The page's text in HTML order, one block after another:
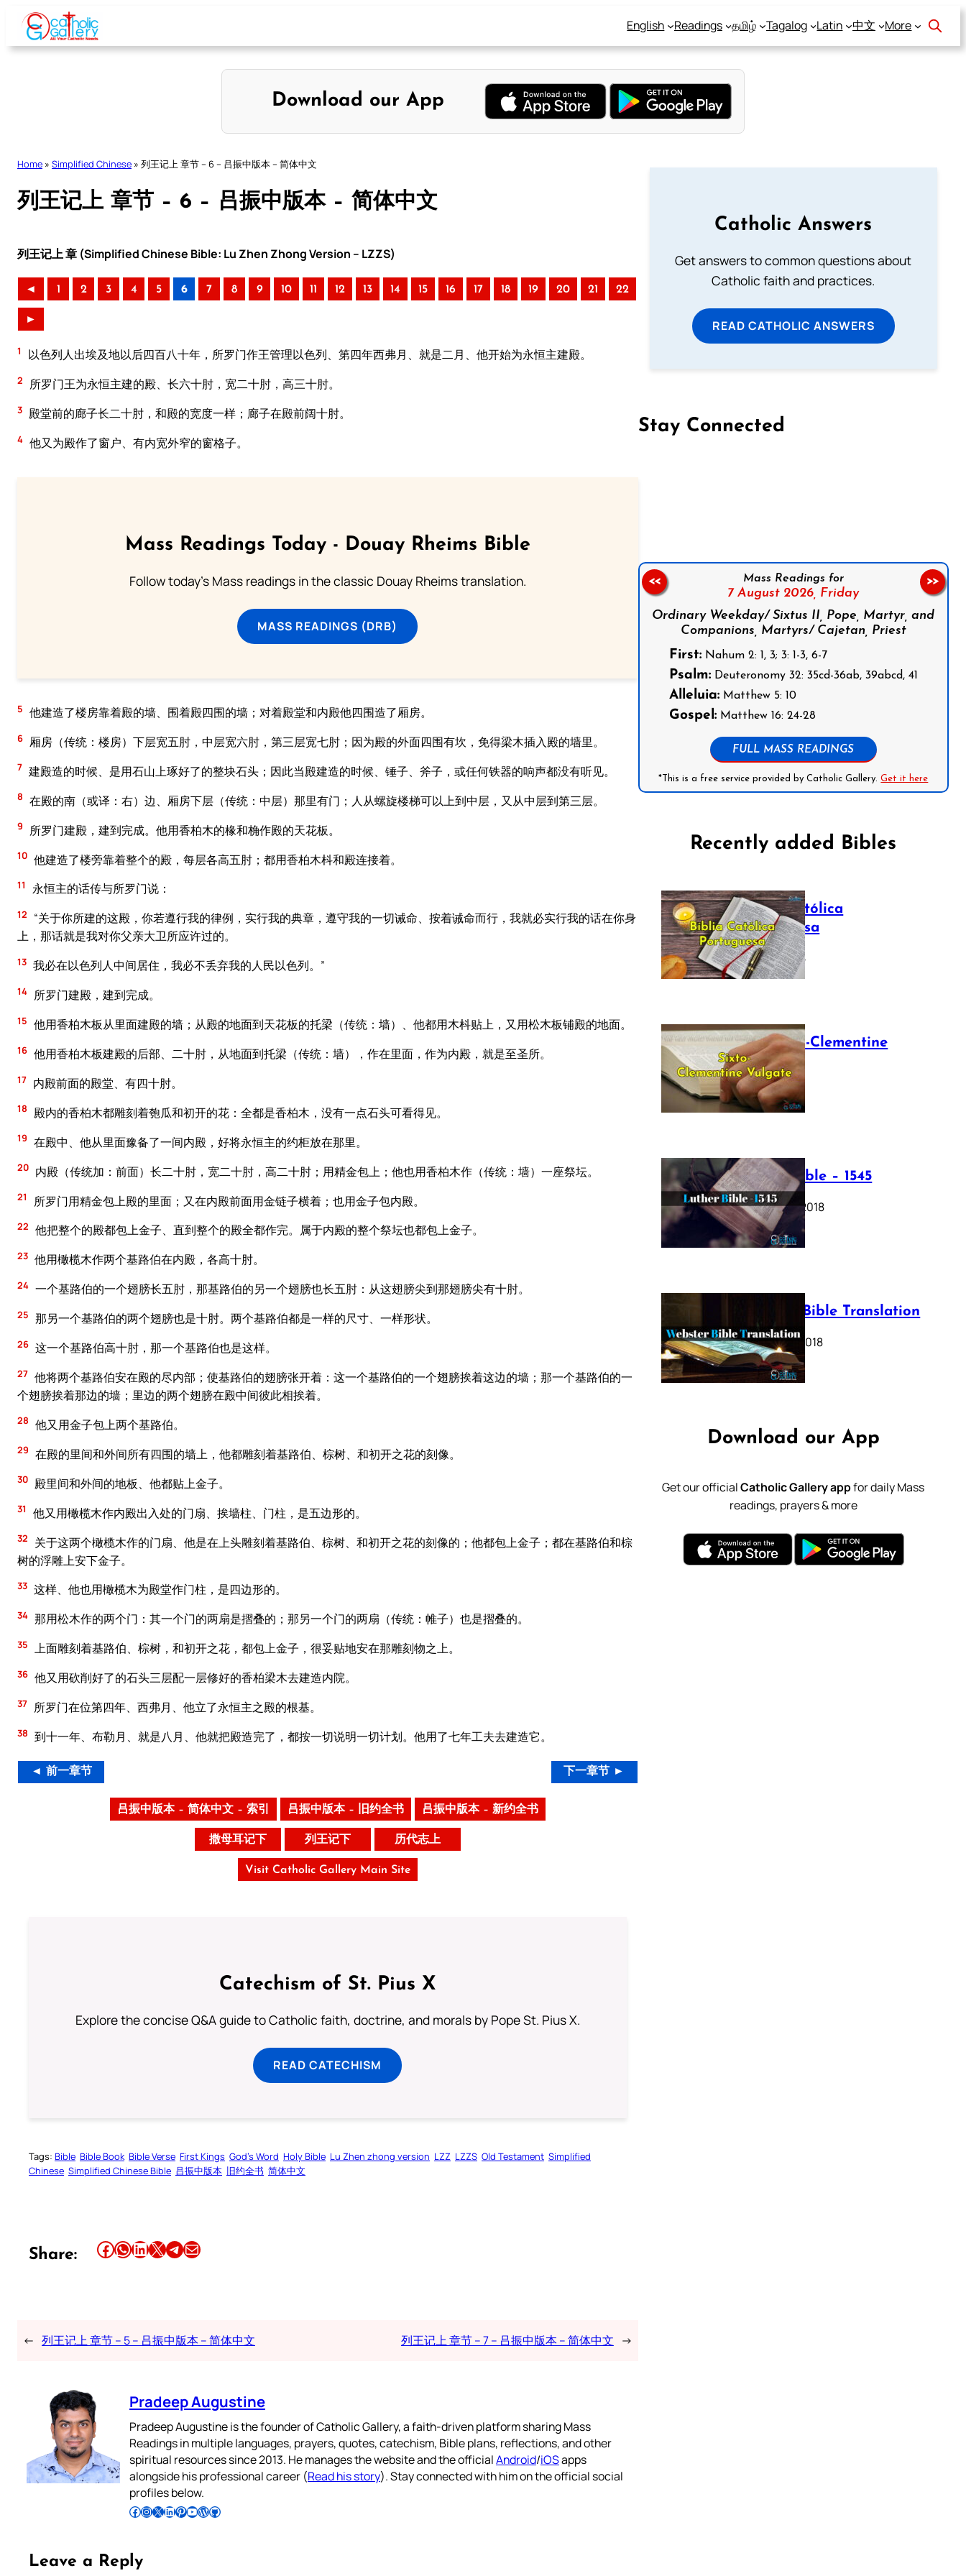
Skip
content
English Readings தமிழ் Tagalog Latin 中文 More
Download our App
Home » Simplified Chinese » 列王记上 章节 – 6 – 吕振中版本 – 简体中文
列王记上 章节 – 6 – 吕振中版本 – 简体中文
列王记上 章 (Simplified Chinese Bible: Lu Zhen Zhong Version – LZZS)
◄ 1 2 3 4 5 6 7 8 9 10 11 12 13 14 15 16 17 18 19 20 21 22
►
1 以色列人出埃及地以后四百八十年，所罗门作王管理以色列、第四年西弗月、就是二月、他开始为永恒主建殿。
2 所罗门王为永恒主建的殿、长六十肘，宽二十肘，高三十肘。
3 殿堂前的廊子长二十肘，和殿的宽度一样；廊子在殿前阔十肘。
4 他又为殿作了窗户、有内宽外窄的窗格子。
Mass Readings Today - Douay Rheims Bible
Follow today's Mass readings in the classic Douay Rheims translation.
MASS READINGS (DRB)
5 他建造了楼房靠着殿的墙、围着殿四围的墙；对着殿堂和内殿他四围造了厢房。
6 厢房（传统：楼房）下层宽五肘，中层宽六肘，第三层宽七肘；因为殿的外面四围有坎，免得梁木插入殿的墙里。
7 建殿造的时候、是用石山上琢好了的整块石头；因此当殿建造的时候、锤子、斧子，或任何铁器的响声都没有听见。
8 在殿的南（或译：右）边、厢房下层（传统：中层）那里有门；人从螺旋楼梯可以上到中层，又从中层到第三层。
9 所罗门建殿，建到完成。他用香柏木的椽和桷作殿的天花板。
10 他建造了楼旁靠着整个的殿，每层各高五肘；都用香柏木枓和殿连接着。
11 永恒主的话传与所罗门说：
12
“关于你所建的这殿，你若遵行我的律例，实行我的典章，遵守我的一切诫命、按着诫命而行，我就必实行我的话在你身
上，那话就是我对你父亲大卫所应许过的。
13 我必在以色列人中间居住，我必不丢弃我的人民以色列。”
14 所罗门建殿，建到完成。
15 他用香柏木板从里面建殿的墙；从殿的地面到天花板的托梁（传统：墙）、他都用木枓贴上，又用松木板铺殿的地面。
16 他用香柏木板建殿的后部、二十肘，从地面到托梁（传统：墙），作在里面，作为内殿，就是至圣所。
17 内殿前面的殿堂、有四十肘。
18 殿内的香柏木都雕刻着匏瓜和初开的花：全都是香柏木，没有一点石头可看得见。
19 在殿中、他从里面豫备了一间内殿，好将永恒主的约柜放在那里。
20 内殿（传统加：前面）长二十肘，宽二十肘，高二十肘；用精金包上；他也用香柏木作（传统：墙）一座祭坛。
21 所罗门用精金包上殿的里面；又在内殿前面用金链子横着；也用金子包内殿。
22 他把整个的殿都包上金子、直到整个的殿全都作完。属于内殿的整个祭坛也都包上金子。
23 他用橄榄木作两个基路伯在内殿，各高十肘。
24 一个基路伯的一个翅膀长五肘，那基路伯的另一个翅膀也长五肘：从这翅膀尖到那翅膀尖有十肘。
25 那另一个基路伯的两个翅膀也是十肘。两个基路伯都是一样的尺寸、一样形状。
26 这一个基路伯高十肘，那一个基路伯也是这样。
27 他将两个基路伯安在殿的尽内部；使基路伯的翅膀张开着：这一个基路伯的一个翅膀挨着这边的墙；那一个基路伯的一
个翅膀挨着那边的墙；里边的两个翅膀在殿中间彼此相挨着。
28 他又用金子包上两个基路伯。
29 在殿的里间和外间所有四围的墙上，他都雕刻着基路伯、棕树、和初开之花的刻像。
30 殿里间和外间的地板、他都贴上金子。
31 他又用橄榄木作内殿出入处的门扇、挨墙柱、门柱，是五边形的。
32
关于这两个橄榄木作的门扇、他是在上头雕刻着基路伯、棕树、和初开之花的刻像的；他都包上金子；都在基路伯和棕
树的浮雕上安下金子。
33 这样、他也用橄榄木为殿堂作门柱，是四边形的。
34 那用松木作的两个门：其一个门的两扇是摺叠的；那另一个门的两扇（传统：帷子）也是摺叠的。
35 上面雕刻着基路伯、棕树，和初开之花，都包上金子，很妥贴地安在那雕刻物之上。
36 他又用砍削好了的石头三层配一层修好的香柏梁木去建造内院。
37 所罗门在位第四年、西弗月、他立了永恒主之殿的根基。
38 到十一年、布勒月、就是八月、他就把殿造完了，都按一切说明一切计划。他用了七年工夫去建造它。
◄ 前一章节 下一章节 ►
吕振中版本 – 简体中文 – 索引 吕振中版本 – 旧约全书 吕振中版本 – 新约全书
撒母耳记下 列王记下 历代志上
Visit Catholic Gallery Main Site
Catechism of St. Pius X
Explore the concise Q&A guide to Catholic faith, doctrine, and morals by Pope St. Pius X.
READ CATECHISM
Tags: Bible Bible Book Bible Verse First Kings God’s Word Holy Bible Lu Zhen zhong version LZZ LZZS Old Testament Simplified
Chinese Simplified Chinese Bible 吕振中版本 旧约全书 简体中文
Share: Share this article on Facebook Share this article on WhatsApp Share this article on LinkedIn Share this article on X Share this article on TelegramEmail this Article
← 列王记上 章节 – 5 – 吕振中版本 – 简体中文 列王记上 章节 – 7 – 吕振中版本 – 简体中文 →
Pradeep Augustine
Pradeep Augustine is the founder of Catholic Gallery, a faith-driven platform sharing Mass
Readings in multiple languages, prayers, quotes, catechism, Bible plans, reflections, and other
spiritual resources since 2013. He manages the website and the officialAndroid/iOSapps
alongside his professional career (Read his story). Stay connected with him on the official social
profiles below.
Follow Pradeep on Facebook Follow Pradeep on InstagramFollow Pradeep on X Follow Pradeep on LinkedIn Follow Pradeep on Pinterest Subscribe to Pradeep’s Youtube Channel Follow Pradeep on WordPress Follow Pradeep on GitHub
Leave a Reply
Catholic Answers
Get answers to common questions about
Catholic faith and practices.
READ CATHOLIC ANSWERS
Stay Connected
Mass Readings for
7 August 2026, Friday
Ordinary Weekday/ Sixtus II, Pope, Martyr, and
Companions, Martyrs/ Cajetan, Priest
First:Nahum 2: 1, 3; 3: 1-3, 6-7
Psalm:Deuteronomy 32: 35cd-36ab, 39abcd, 41
Alleluia:Matthew 5: 10
Gospel:Matthew 16: 24-28
FULL MASS READINGS
*This is a free service provided by Catholic Gallery.Get it here
<< >>
Recently added Bibles
Bíblia Católica
Portuguesa
July 16, 2025
The Sixto-Clementine
Vulgate
July 12, 2025
Luther Bible – 1545
October 17, 2018
Webster Bible Translation
October 11, 2018
Download our App
Get our officialCatholic Gallery appfor daily Mass
readings, prayers & more